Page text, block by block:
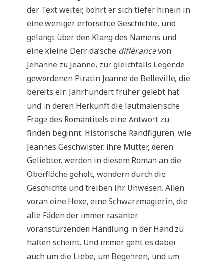
der Text weiter, bohrt er sich tiefer hinein in
eine weniger erforschte Geschichte, und
gelangt über den Klang des Namens und
eine kleine Derrida’sche différancevon
Jehanne zu Jeanne, zur gleichfalls Legende
gewordenen Piratin Jeanne de Belleville, die
bereits ein Jahrhundert früher gelebt hat
und in deren Herkunft die lautmalerische
Frage des Romantitels eine Antwort zu
finden beginnt. Historische Randfiguren, wie
Jeannes Geschwister, ihre Mutter, deren
Geliebter, werden in diesem Roman an die
Oberfläche geholt, wandern durch die
Geschichte und treiben ihr Unwesen. Allen
voran eine Hexe, eine Schwarzmagierin, die
alle Fäden der immer rasanter
voranstürzenden Handlung in der Hand zu
halten scheint. Und immer geht es dabei
auch um die Liebe, um Begehren, und um